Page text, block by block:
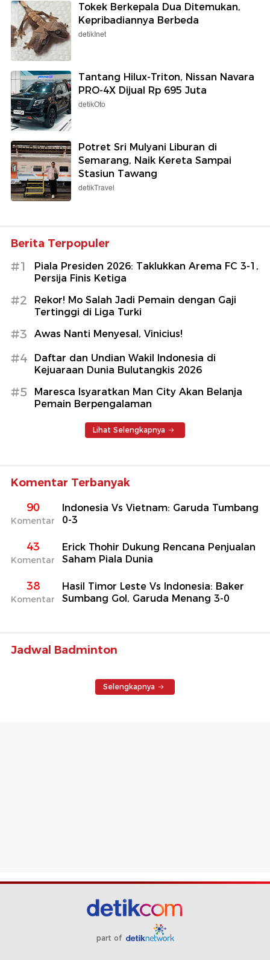
Tokek Berkepala Dua Ditemukan,
Kepribadiannya Berbeda
detikInet
Tantang Hilux-Triton, Nissan Navara
PRO-4X Dijual Rp 695 Juta
detikOto
Potret Sri Mulyani Liburan di
Semarang, Naik Kereta Sampai
Stasiun Tawang
detikTravel
Berita Terpopuler
#1
Piala Presiden 2026: Taklukkan Arema FC 3-1,
Persija Finis Ketiga
#2
Rekor! Mo Salah Jadi Pemain dengan Gaji
Tertinggi di Liga Turki
#3 Awas Nanti Menyesal, Vinicius!
#4
Daftar dan Undian Wakil Indonesia di
Kejuaraan Dunia Bulutangkis 2026
#5
Maresca Isyaratkan Man City Akan Belanja
Pemain Berpengalaman
Lihat Selengkapnya
Komentar Terbanyak
90
Komentar
Indonesia Vs Vietnam: Garuda Tumbang
0-3
43
Komentar
Erick Thohir Dukung Rencana Penjualan
Saham Piala Dunia
38
Komentar
Hasil Timor Leste Vs Indonesia: Baker
Sumbang Gol, Garuda Menang 3-0
Jadwal Badminton
Selengkapnya
part of